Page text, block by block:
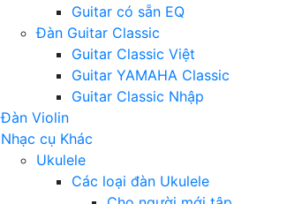
Guitar có sẵn EQ
Đàn Guitar Classic
Guitar Classic Việt
Guitar YAMAHA Classic
Guitar Classic Nhập
Đàn Violin
Nhạc cụ Khác
Ukulele
Các loại đàn Ukulele